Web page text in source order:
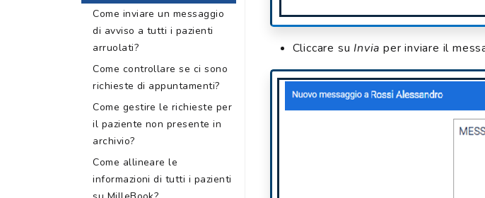
Come inviare un messaggio
di avviso a tutti i pazienti
arruolati?
Come controllare se ci sono
richieste di appuntamenti?
Come gestire le richieste per
il paziente non presente in
archivio?
Come allineare le
informazioni di tutti i pazienti
Cliccare su Invia per inviare il